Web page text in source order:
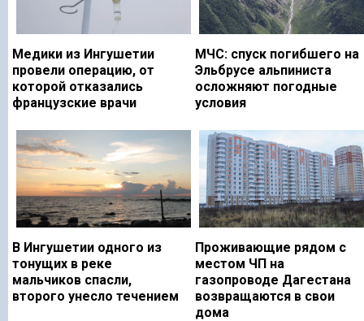
Медики из Ингушетии
провели операцию, от
которой отказались
французские врачи
МЧС: спуск погибшего на
Эльбрусе альпиниста
осложняют погодные
условия
В Ингушетии одного из
тонущих в реке
мальчиков спасли,
второго унесло течением
Проживающие рядом с
местом ЧП на
газопроводе Дагестана
возвращаются в свои
дома